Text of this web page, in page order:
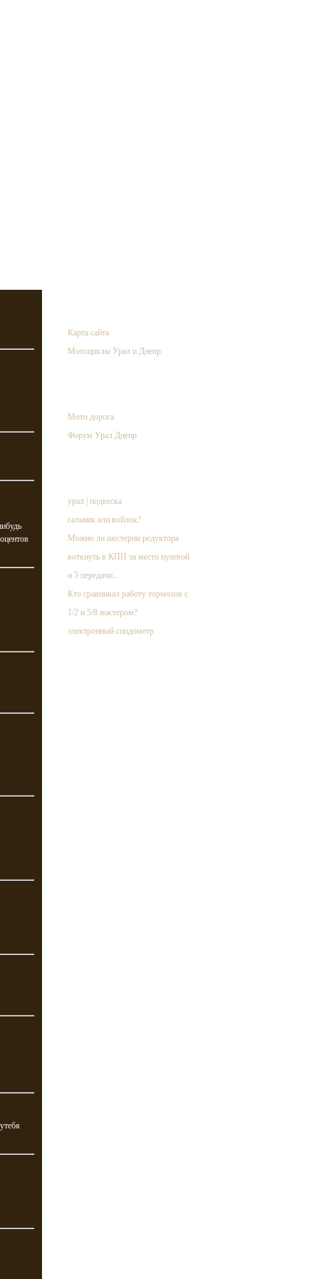
Карта сайта
Мотоциклы Урал и Днепр
Мото дорога
Форум Урал Днепр
урал | подвеска
сальник али войлок?
Можно ли шестерни редуктора
воткнуть в КПП за место нулевой
и 5 передачи...
Кто сравнивал работу тормозов с
1/2 и 5/8 мастером?
электронный спидометр